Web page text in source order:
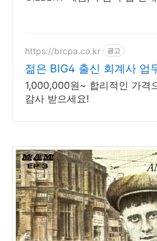
https://brcpa.co.kr 광고
젊은 BIG4 출신 회계사 업
전문센터 운영
1,000,000원~ 합리적인 가격
감사 받으세요!